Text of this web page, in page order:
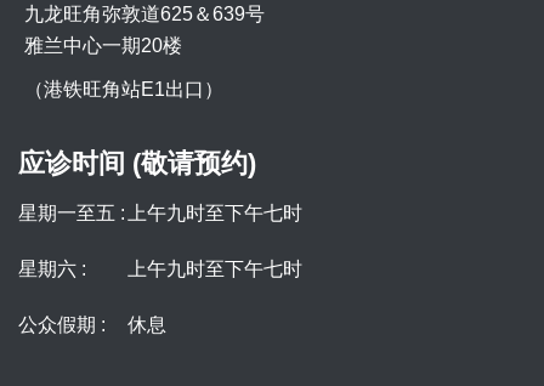
九龙旺角弥敦道625＆639号
雅兰中心一期20楼
（港铁旺角站E1出口）
应诊时间 (敬请预约)
星期一至五 : 上午九时至下午七时
星期六 : 上午九时至下午七时
公众假期 : 休息